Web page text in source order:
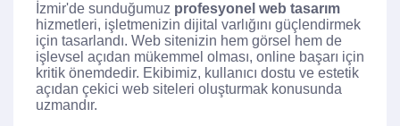
İzmir'de sunduğumuz profesyonel web tasarım
hizmetleri, işletmenizin dijital varlığını güçlendirmek
için tasarlandı. Web sitenizin hem görsel hem de
işlevsel açıdan mükemmel olması, online başarı için
kritik önemdedir. Ekibimiz, kullanıcı dostu ve estetik
açıdan çekici web siteleri oluşturmak konusunda
uzmandır.